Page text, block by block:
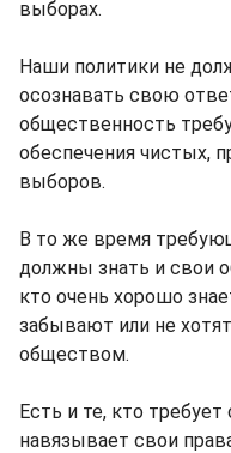
выборах.
Наши политики не
осознавать свою
общественность
обеспечения чистых,
выборов.
В то же время
должны знать и свои
кто очень хорошо
забывают или не
обществом.
Есть и те, кто
навязывает свои